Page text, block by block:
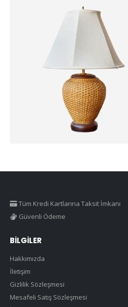
Tüm Kredi Kartlarına Taksit İmkanı
Güvenli Ödeme
BILGILER
Hakkımızda
İletişim
Gizlilik Sözleşmesi
Mesafeli Satış Sözleşmesi